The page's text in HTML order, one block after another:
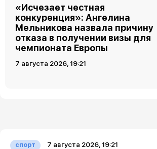
«Исчезает честная
конкуренция»: Ангелина
Мельникова назвала причину
отказа в получении визы для
чемпионата Европы
7 августа 2026, 19:21
спорт 7 августа 2026, 19:21